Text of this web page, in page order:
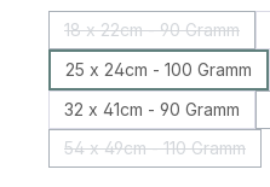
18 x 22cm - 90 Gramm
25 x 24cm - 100 Gramm
32 x 41cm - 90 Gramm
54 x 49cm - 110 Gramm